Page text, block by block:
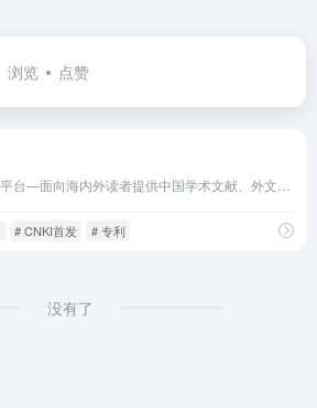
浏览 点赞
# CNKI首发 # 专利
没有了